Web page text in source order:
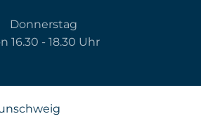
Donnerstag
16.30 - 18.30 Uhr